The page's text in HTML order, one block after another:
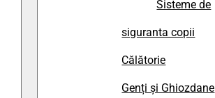
Sisteme de
siguranta copii
Călătorie
Genți și Ghiozdane